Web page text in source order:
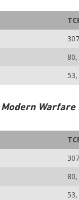
Warfare